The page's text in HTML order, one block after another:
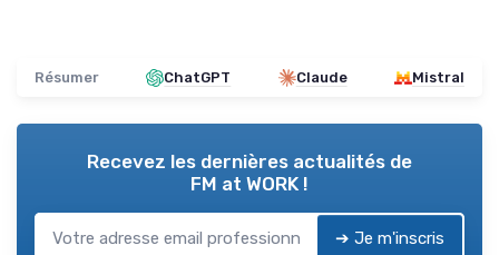
Résumer ChatGPT Claude Mistral
Recevez les dernières actualités de
FM at WORK !
➔ Je m'inscris